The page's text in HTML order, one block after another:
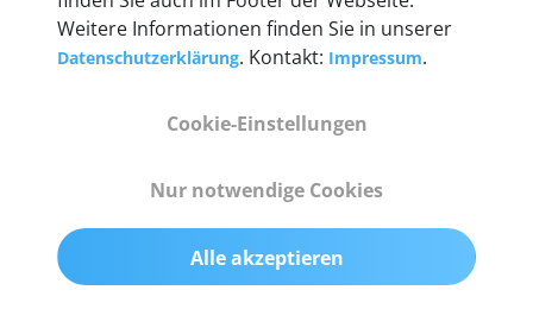
Lieferumfang
Abmessungen
Gewicht
200 g
Weitere Informationen finden Sie in unserer
Datenschutzerklärung. Kontakt: Impressum.
Cookie-Einstellungen
Nur notwendige Cookies
Alle akzeptieren